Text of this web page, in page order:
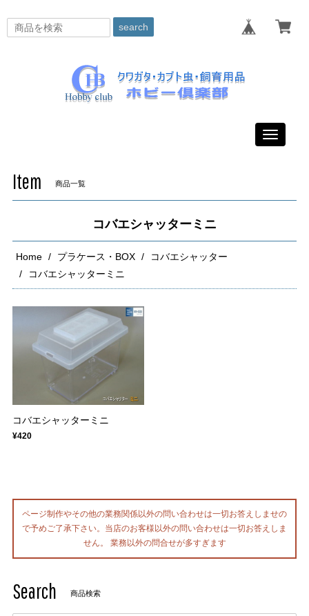
search
Toggle
Item 商品一覧
コバエシャッターミニ
Home プラケース・BOX
コバエシャッター
コバエシャッターミニ
コバエシャッターミニ
¥420
ページ制作やその他の業務関係以外の問い合わせは一切お答えしませの
で予めご了承下さい。当店のお客様以外の問い合わせは一切お答えしま
せん。 業務以外の問合せが多すぎます
Search 商品検索